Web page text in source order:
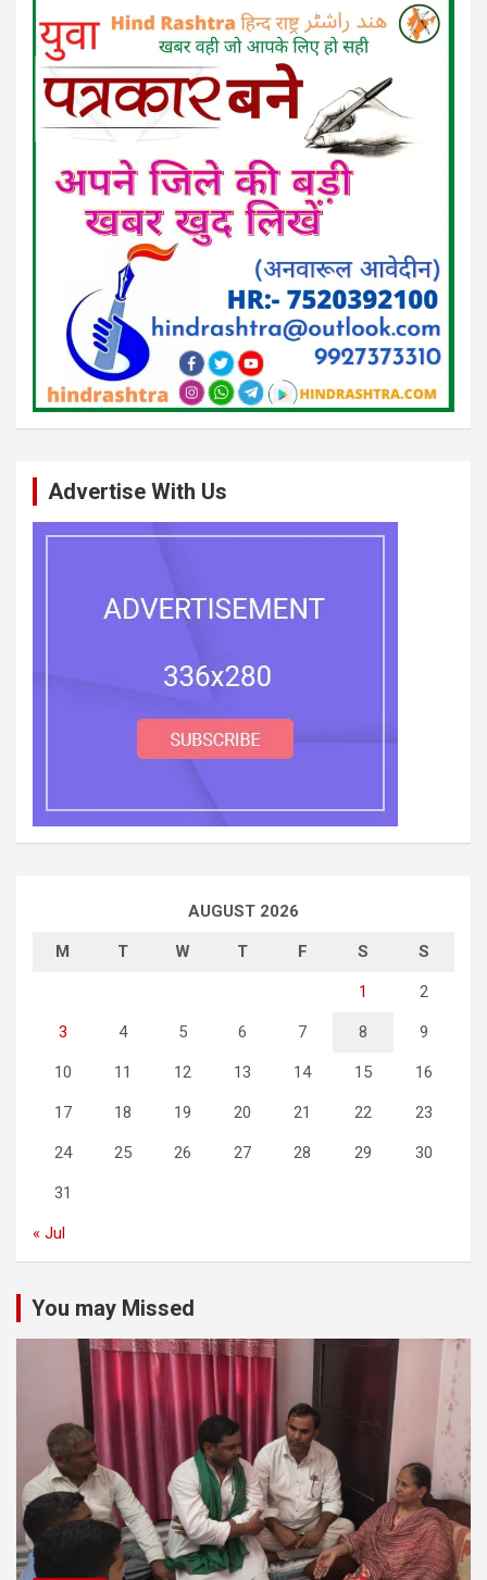
Advertise With Us
AUGUST 2026
M T W T F S S
1 2
3 4 5 6 7 8 9
10 11 12 13 14 15 16
17 18 19 20 21 22 23
24 25 26 27 28 29 30
31
« Jul
You may Missed